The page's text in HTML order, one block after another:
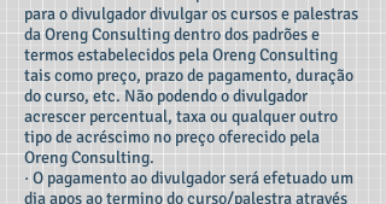
para o divulgador divulgar os cursos e palestras
da Oreng Consulting dentro dos padrões e
termos estabelecidos pela Oreng Consulting
tais como preço, prazo de pagamento, duração
do curso, etc. Não podendo o divulgador
acrescer percentual, taxa ou qualquer outro
tipo de acréscimo no preço oferecido pela
Oreng Consulting.
· O pagamento ao divulgador será efetuado um
dia apos ao termino do curso/palestra através